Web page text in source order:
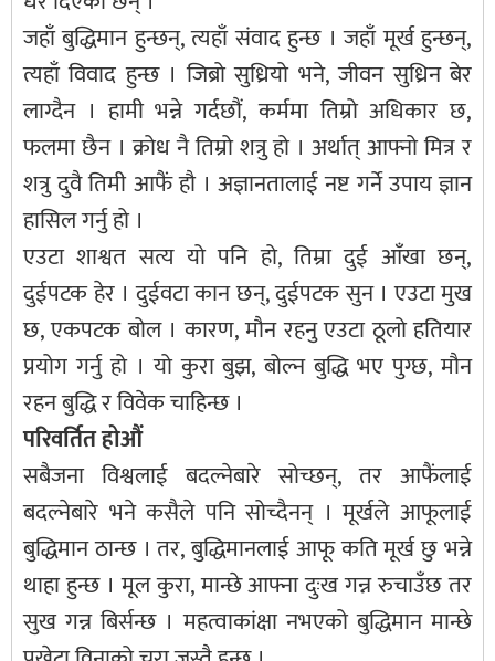
जहाँ बुद्धिमान हुन्छन्, त्यहाँ संवाद हुन्छ । जहाँ मूर्ख हुन्छन्,
त्यहाँ विवाद हुन्छ । जिब्रो सुध्रियो भने, जीवन सुध्रिन बेर
लाग्दैन । हामी भन्ने गर्दछौं, कर्ममा तिम्रो अधिकार छ,
फलमा छैन । क्रोध नै तिम्रो शत्रु हो । अर्थात् आफ्नो मित्र र
शत्रु दुवै तिमी आफैं हौ । अज्ञानतालाई नष्ट गर्ने उपाय ज्ञान
हासिल गर्नु हो ।
एउटा शाश्वत सत्य यो पनि हो, तिम्रा दुई आँखा छन्,
दुईपटक हेर । दुईवटा कान छन्, दुईपटक सुन । एउटा मुख
छ, एकपटक बोल । कारण, मौन रहनु एउटा ठूलो हतियार
प्रयोग गर्नु हो । यो कुरा बुझ, बोल्न बुद्धि भए पुग्छ, मौन
रहन बुद्धि र विवेक चाहिन्छ ।
परिवर्तित होऔं
सबैजना विश्वलाई बदल्नेबारे सोच्छन्, तर आफैंलाई
बदल्नेबारे भने कसैले पनि सोच्दैनन् । मूर्खले आफूलाई
बुद्धिमान ठान्छ । तर, बुद्धिमानलाई आफू कति मूर्ख छु भन्ने
थाहा हुन्छ । मूल कुरा, मान्छे आफ्ना दुःख गन्न रुचाउँछ तर
सुख गन्न बिर्सन्छ । महत्वाकांक्षा नभएको बुद्धिमान मान्छे